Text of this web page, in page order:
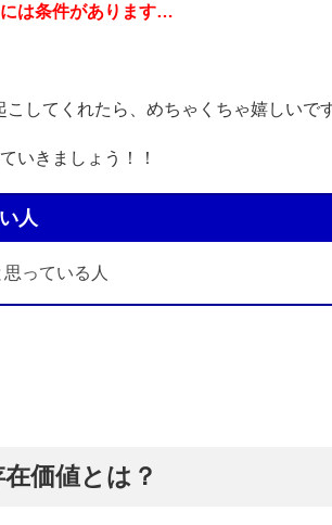
は条件があります…
してくれたら、めちゃくちゃ嬉しいで
いきましょう！！
人
っている人
価値とは？